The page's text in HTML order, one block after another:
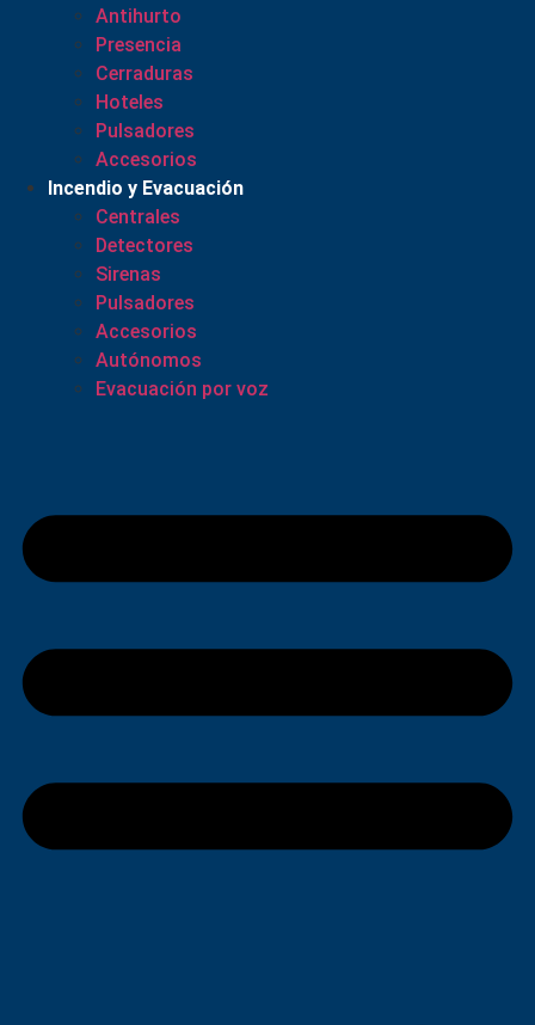
Antihurto
Presencia
Cerraduras
Hoteles
Pulsadores
Accesorios
Incendio y Evacuación
Centrales
Detectores
Sirenas
Pulsadores
Accesorios
Autónomos
Evacuación por voz